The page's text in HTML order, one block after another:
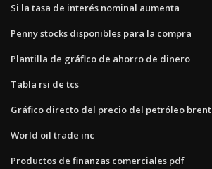
Si la tasa de interés nominal aumenta
Penny stocks disponibles para la compra
Plantilla de gráfico de ahorro de dinero
Tabla rsi de tcs
Gráfico directo del precio del petróleo brent
World oil trade inc
Productos de finanzas comerciales pdf